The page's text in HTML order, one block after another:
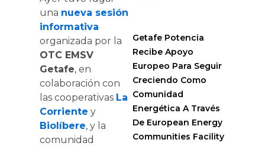
una nueva sesión
informativa
organizada por la
OTC EMSV
Getafe, en
colaboración con
las cooperativas La
Corriente y
Biolíbere, y la
comunidad
Getafe Potencia
Recibe Apoyo
Europeo Para Seguir
Creciendo Como
Comunidad
Energética A Través
De European Energy
Communities Facility